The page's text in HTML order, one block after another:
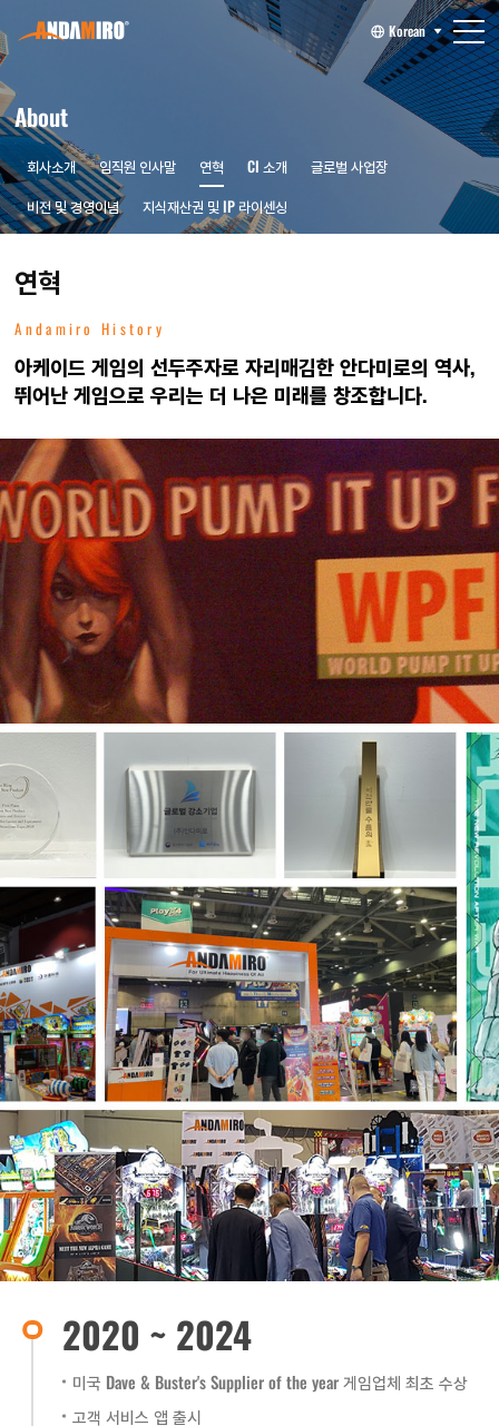
Korean
About
회사소개 임직원 인사말 연혁 CI 소개
글로벌 사업장
비전 및 경영이념
지식재산권 및 IP 라이센싱
연혁
Andamiro History
아케이드 게임의 선두주자로 자리매김한 안다미로의 역사,
뛰어난 게임으로 우리는 더 나은 미래를 창조합니다.
2020 ~ 2024
미국 Dave & Buster's Supplier of the year 게임업체 최초 수상
고객 서비스 앱 출시